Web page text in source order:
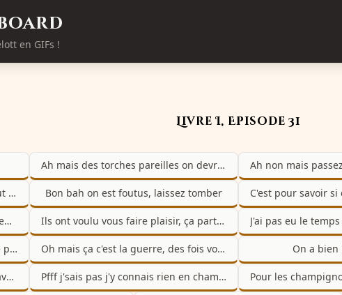
en GIFs !
Livre I, Episode 31
Ah mais des torches pareilles on devrait les mettre sous verre
Alors ils sont bien gentils mais il faut qu'ils arrêtent avec les beaux gestes Bon bah on est foutus, laissez tomber
Et bien faut bien que quelqu'un y pense Ils ont voulu vous faire plaisir, ça part d'un beau geste
Non moi j'aime ça mais je les digère pas Oh mais ça c'est la guerre, des fois vous gagnez des fois vous perdez On a
On sent que le cuisinier improvise avec ce qu'il trouve autour du campement Pfff j'sais pas j'y connais rien en champignons